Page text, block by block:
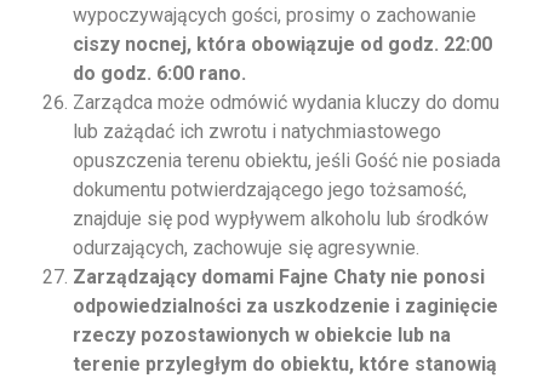
wypoczywających gości, prosimy o zachowanie
ciszy nocnej, która obowiązuje od godz. 22:00
do godz. 6:00 rano.
Zarządca może odmówić wydania kluczy do domu
lub zażądać ich zwrotu i natychmiastowego
opuszczenia terenu obiektu, jeśli Gość nie posiada
dokumentu potwierdzającego jego tożsamość,
znajduje się pod wypływem alkoholu lub środków
odurzających, zachowuje się agresywnie.
Zarządzający domami Fajne Chaty nie ponosi
odpowiedzialności za uszkodzenie i zaginięcie
rzeczy pozostawionych w obiekcie lub na
terenie przyległym do obiektu, które stanowią